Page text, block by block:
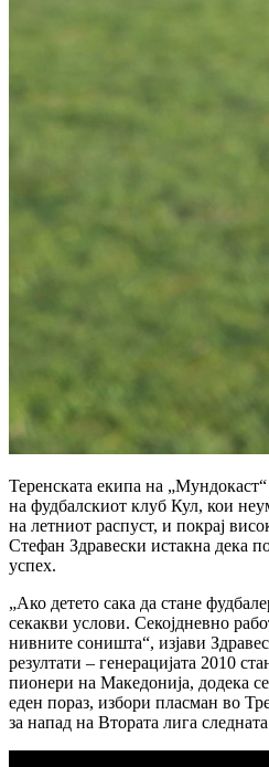
Теренската екипа на
на фудбалскиот клуб Кул, кои
на летниот распуст, и покрај
Стефан Здравески истакна дека
успех.
„Ако детето сака да стане
секакви услови. Секојдневно
нивните соништа“, изјави
резултати – генерацијата 2010
пионери на Македонија, додека
еден пораз, избори пласман во
за напад на Втората лига